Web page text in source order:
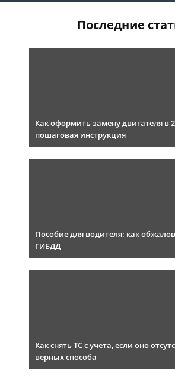
Последние
Как оформить замену двигателя в
пошаговая инструкция
Пособие для водителя: как
ГИБДД
Как снять ТС с учета, если оно
верных способа